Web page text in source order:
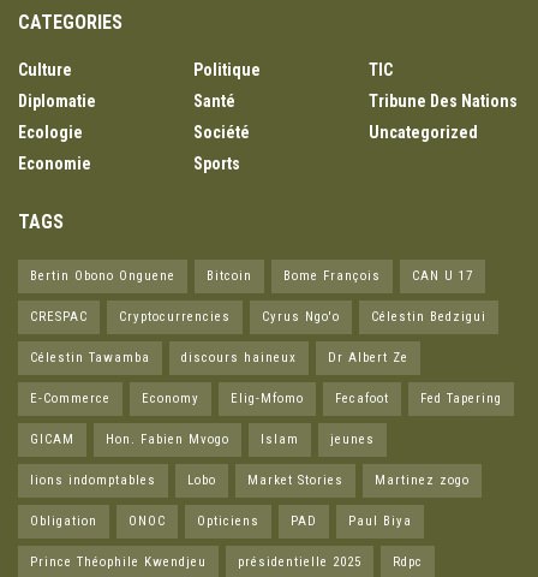
CATEGORIES
Culture
Diplomatie
Ecologie
Economie
Politique
Santé
Société
Sports
TIC
Tribune Des Nations
Uncategorized
TAGS
Bertin Obono Onguene Bitcoin Bome François CAN U 17
CRESPAC Cryptocurrencies Cyrus Ngo'o Célestin Bedzigui
Célestin Tawamba discours haineux Dr Albert Ze
E-Commerce Economy Elig-Mfomo Fecafoot Fed Tapering
GICAM Hon. Fabien Mvogo Islam jeunes
lions indomptables Lobo Market Stories Martinez zogo
Obligation ONOC Opticiens PAD Paul Biya
Prince Théophile Kwendjeu présidentielle 2025 Rdpc